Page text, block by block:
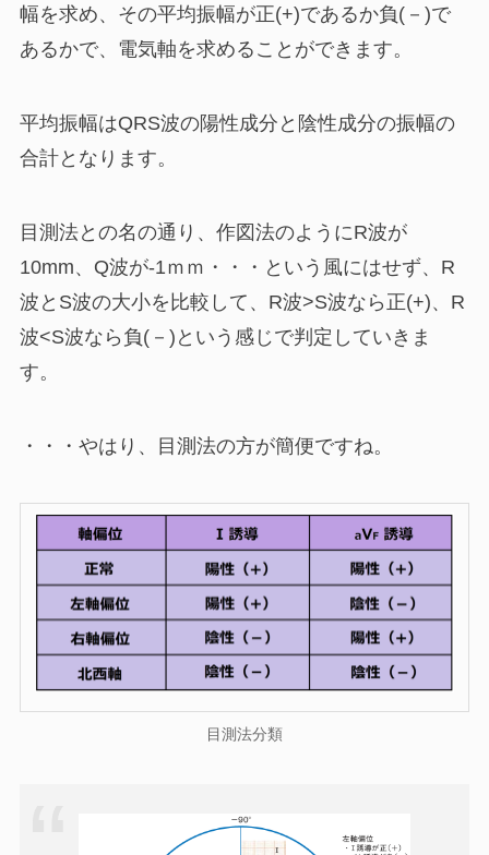
幅を求め、その平均振幅が正(+)であるか負(－)で
あるかで、電気軸を求めることができます。
平均振幅はQRS波の陽性成分と陰性成分の振幅の
合計となります。
目測法との名の通り、作図法のようにR波が
10mm、Q波が-1ｍｍ・・・という風にはせず、R
波とS波の大小を比較して、R波>S波なら正(+)、R
波<S波なら負(－)という感じで判定していきま
す。
・・・やはり、目測法の方が簡便ですね。
目測法分類